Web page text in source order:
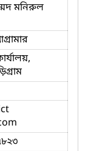
মনিরুল